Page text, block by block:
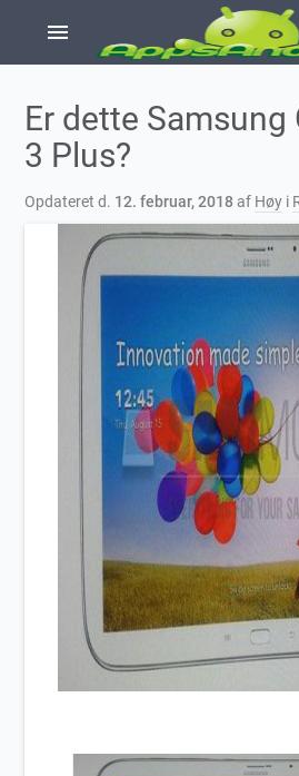
menu
Er dette Samsung
3 Plus?
Opdateret d. 12. februar, 2018 af Høy i